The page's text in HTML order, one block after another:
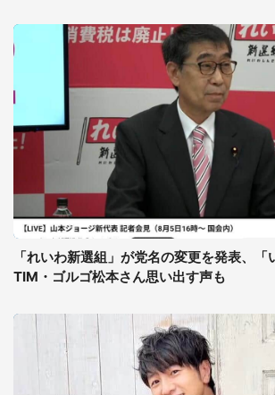
「れいわ新選組」が党名の変更を発表、「
TIM・ゴルゴ松本さん思い出す声も